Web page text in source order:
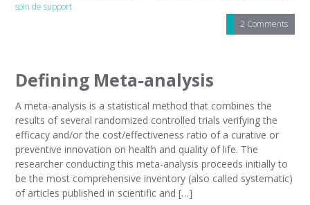
soin de support
2 Comments
Defining Meta-analysis
A meta-analysis is a statistical method that combines the
results of several randomized controlled trials verifying the
efficacy and/or the cost/effectiveness ratio of a curative or
preventive innovation on health and quality of life. The
researcher conducting this meta-analysis proceeds initially to
be the most comprehensive inventory (also called systematic)
of articles published in scientific and […]